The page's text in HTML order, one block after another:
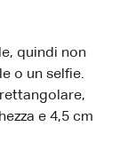
quindi non
o un selfie.
e 4,5 cm